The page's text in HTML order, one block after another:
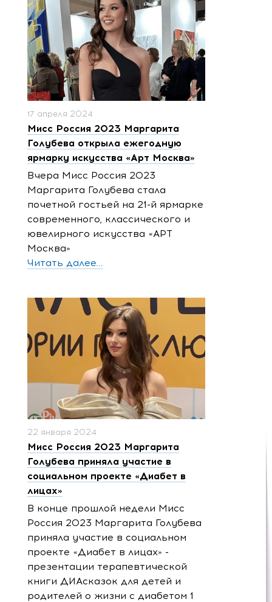
17 апреля 2024
Мисс Россия 2023 Маргарита
Голубева открыла ежегодную
ярмарку искусства «Арт Москва»
Вчера Мисс Россия 2023
Маргарита Голубева стала
почетной гостьей на 21-й ярмарке
современного, классического и
ювелирного искусства «АРТ
Москва»
Читать далее...
22 января 2024
Мисс Россия 2023 Маргарита
Голубева приняла участие в
социальном проекте «Диабет в
лицах»
В конце прошлой недели Мисс
Россия 2023 Маргарита Голубева
приняла участие в социальном
проекте «Диабет в лицах» -
презентации терапевтической
книги ДИАсказок для детей и
родителей о жизни с диабетом 1